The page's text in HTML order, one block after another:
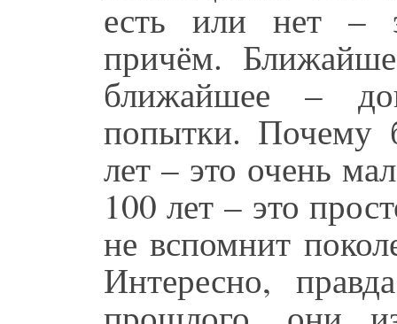
есть или нет –
причём.
ближайшее –
попытки. Почему
лет – это очень
100 лет – это
не вспомнит
Интересно,